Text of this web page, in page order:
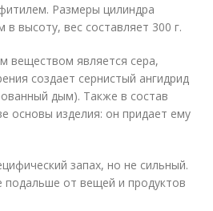
Размеры цилиндра
высоту, вес составляет 300 г.
веществом является сера,
создает сернистый ангидрид
дым). Также в состав
основы изделия: он придает ему
запах, но не сильный.
подальше от вещей и продуктов